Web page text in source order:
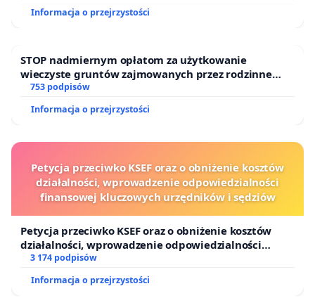
Informacja o przejrzystości
STOP nadmiernym opłatom za użytkowanie
wieczyste gruntów zajmowanych przez rodzinne
ogrody działkowe.
753 podpisów
Informacja o przejrzystości
Petycja przeciwko KSEF oraz o obniżenie kosztów
działalności, wprowadzenie odpowiedzialności
finansowej kluczowych urzędników i sędziów
Petycja przeciwko KSEF oraz o obniżenie kosztów
działalności, wprowadzenie odpowiedzialności
finansowej kluczowych urzędników i sędziów
3 174 podpisów
Informacja o przejrzystości